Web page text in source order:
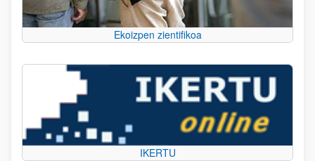
Ekoizpen zientifikoa
IKERTU